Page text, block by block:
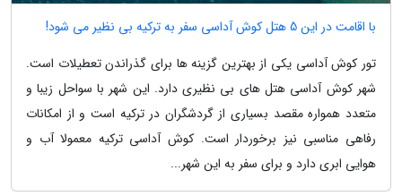
با اقامت در این 5 هتل کوش آداسی سفر به ترکیه بی نظیر می شود!
تور کوش آداسی یکی از بهترین گزینه ها برای گذراندن تعطیلات است.
شهر کوش آداسی هتل های بی نظیری دارد. این شهر با سواحل زیبا و
متعدد همواره مقصد بسیاری از گردشگران در ترکیه است و از امکانات
رفاهی مناسبی نیز برخوردار است. کوش آداسی ترکیه معمولا آب و
هوایی ابری دارد و برای سفر به این شهر...